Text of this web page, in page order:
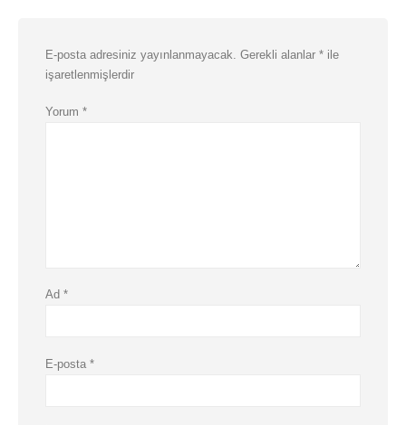
E-posta adresiniz yayınlanmayacak. Gerekli alanlar * ile
işaretlenmişlerdir
Yorum *
Ad *
E-posta *